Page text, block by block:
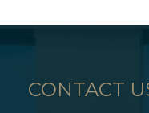
CONTACT